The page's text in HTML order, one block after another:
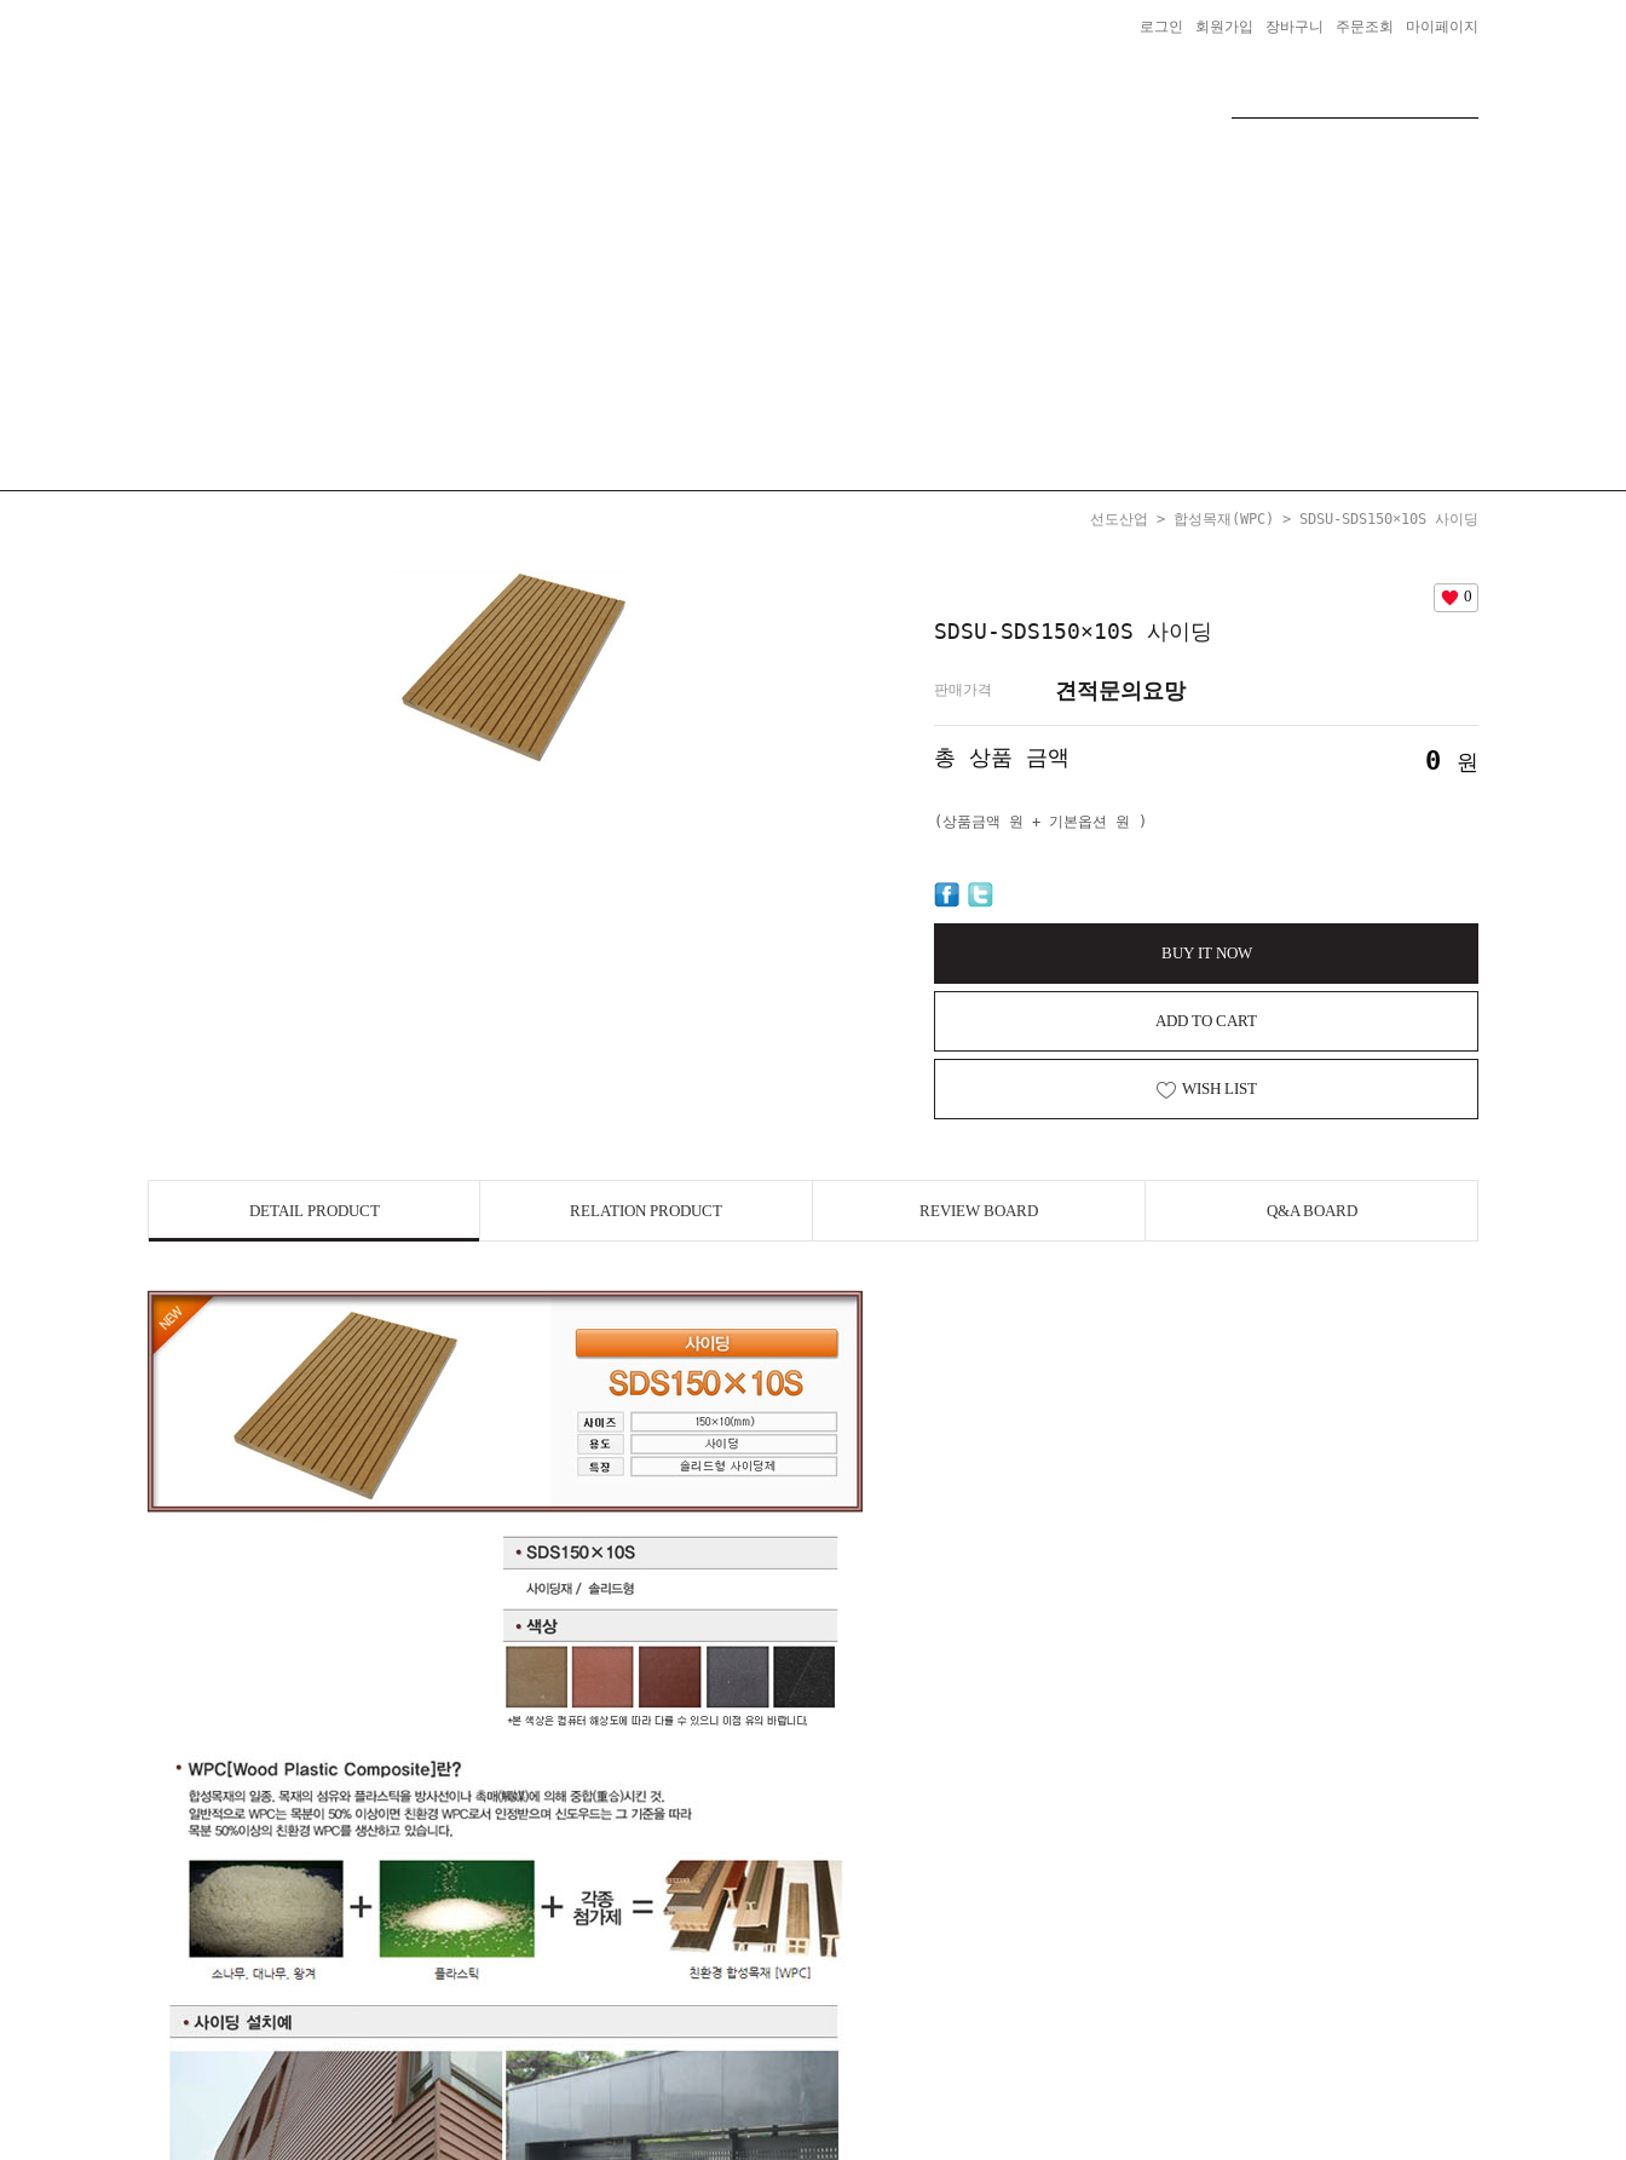
로그인 회원가입 장바구니 주문조회 마이페이지
선도산업 > 합성목재(WPC) > SDSU-SDS150×10S 사이딩
0
SDSU-SDS150×10S 사이딩
판매가격 견적문의요망
총 상품 금액 0 원
(상품금액 원 + 기본옵션 원 )
BUY IT NOW
ADD TO CART
WISH LIST
DETAIL PRODUCT RELATION PRODUCT REVIEW BOARD Q&A BOARD